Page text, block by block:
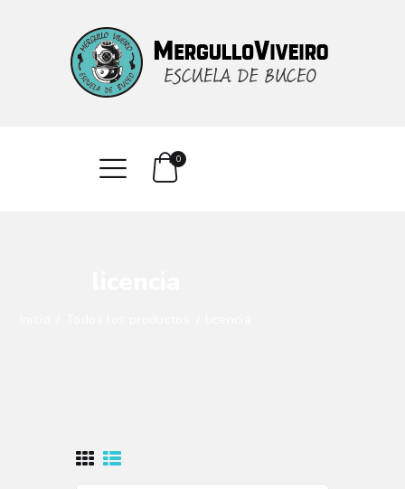
0
INICIO
CURSOS
SERVICIOS